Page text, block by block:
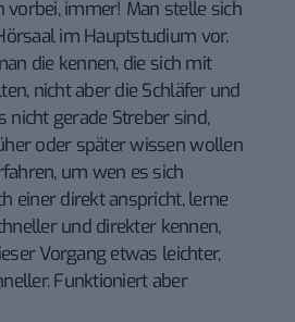
vorbei, immer! Man stelle sich
im Hauptstudium vor.
die kennen, die sich mit
nicht aber die Schläfer und
nicht gerade Streber sind,
oder später wissen wollen
um wen es sich
einer direkt anspricht, lerne
und direkter kennen,
Vorgang etwas leichter,
Funktioniert aber